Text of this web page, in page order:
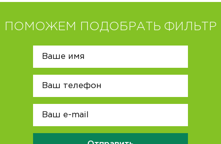
ПОМОЖЕМ ПОДОБРАТЬ ФИЛЬТР